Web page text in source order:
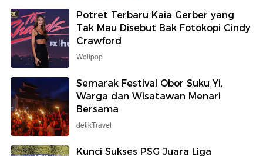
Potret Terbaru Kaia Gerber yang
Tak Mau Disebut Bak Fotokopi Cindy
Crawford
Wolipop
Semarak Festival Obor Suku Yi,
Warga dan Wisatawan Menari
Bersama
detikTravel
Kunci Sukses PSG Juara Liga